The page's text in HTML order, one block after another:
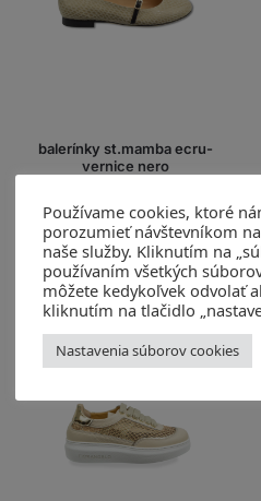
balerínky st.mamba ecru-
vernice nero
Artikel: 252/1
260,00€
Výber možností
Používame cookies, ktoré
porozumieť návštevníkom
naše služby. Kliknutím na
používaním všetkých
môžete kedykoľvek odvolať
kliknutím na tlačidlo
Nastavenia súborov cookies